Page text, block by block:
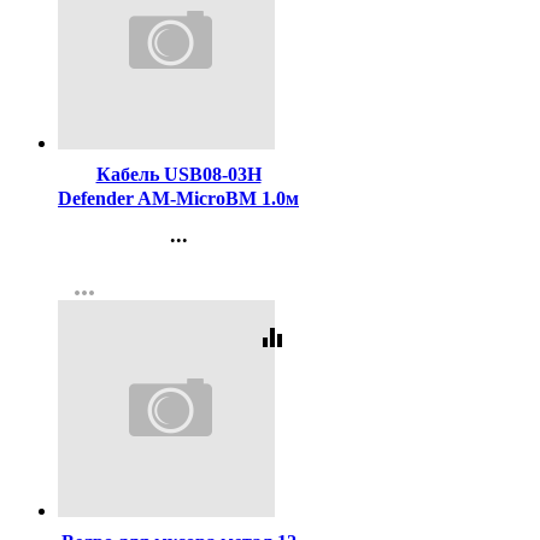
Кабель USB08-03H
Defender AM-MicroBM 1.0м
...
Регистрация
more_horiz
equalizer